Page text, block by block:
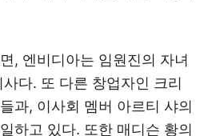
, 엔비디아는 임원진의 자녀
다. 또 다른 창업자인 크리
과, 이사회 멤버 아르티 샤의
하고 있다. 또한 매디슨 황의